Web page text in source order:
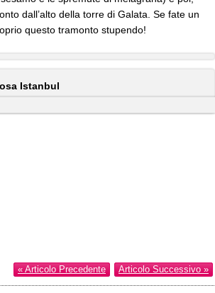
dall’alto della torre di Galata. Se fate un
questo tramonto stupendo!
Istanbul
« Articolo Precedente Articolo Successivo »